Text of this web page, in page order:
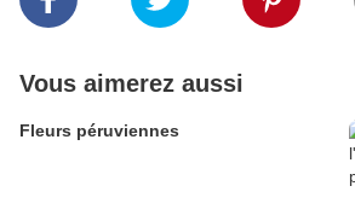
Vous aimerez aussi
Fleurs péruviennes